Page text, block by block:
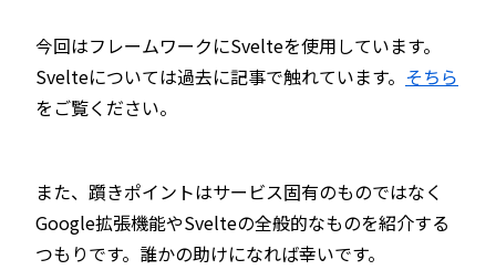
今回はフレームワークにSvelteを使用しています。
Svelteについては過去に記事で触れています。 そちら
をご覧ください。
また、躓きポイントはサービス固有のものではなく
Google拡張機能やSvelteの全般的なものを紹介する
つもりです。誰かの助けになれば幸いです。